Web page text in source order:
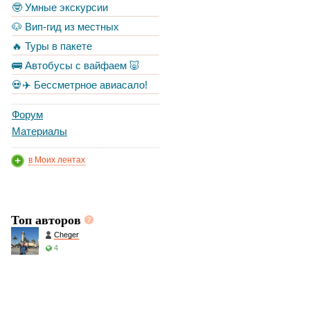
🤓 Умные экскурсии
🐶 Вип-гид из местных
🔥 Туры в пакете
🚌 Автобусы с вайфаем 🐷
💀✈️ Бессметрное авиасало!
Форум
Материалы
в Моих лентах
Топ авторов
Cheger
4